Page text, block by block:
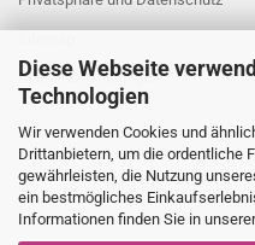
Diese Webseite
Technologien
Wir verwenden Cookies und
Drittanbietern, um die ordentliche
gewährleisten, die Nutzung
ein bestmögliches
Informationen finden Sie in
Cookie Einstellungen